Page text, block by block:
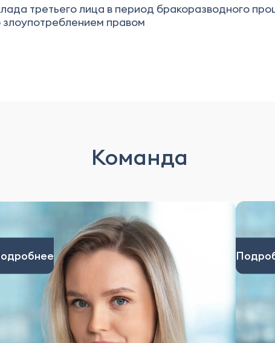
третьего лица в период бракоразводного
правом
Команда